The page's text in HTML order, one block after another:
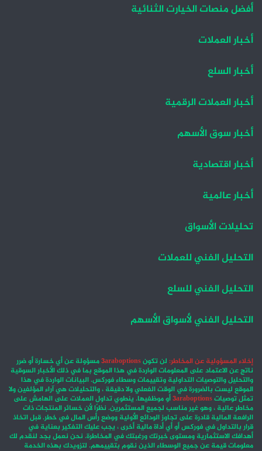
أفضل منصات الخيارت الثنائية
أخبار العملات
أخبار السلع
أخبار العملات الرقمية
أخبار سوق الأسهم
أخبار اقتصادية
أخبار عالمية
تحليلات الأسواق
التحليل الفني للعملات
التحليل الفني للسلع
التحليل الفني لأسواق الأسهم
إخلاء المسؤولية عن المخاطر: لن تكون3araboptionsمسؤولة عن أي خسارة أو ضرر
ناتج عن الاعتماد على المعلومات الواردة في هذا الموقع بما في ذلك الأخبار السوقية
والتحليل والتوصيات التداولية وتقييمات وسطاء فوركس. البيانات الواردة في هذا
الموقع ليست بالضرورة في الوقت الفعلي ولا دقيقة ، والتحليلات هي آراء المؤلفين ولا
تمثل توصيات3araboptionsأو موظفيها. ينطوي تداول العملات على الهامش على
مخاطر عالية ، وهو غير مناسب لجميع المستثمرين. نظرًا لأن خسائر المنتجات ذات
الرافعة المالية قادرة على تجاوز الودائع الأولية ووضع رأس المال في خطر. قبل اتخاذ
قرار بالتداول في فوركس أو أي أداة مالية أخرى ، يجب عليك التفكير بعناية في
أهدافك الاستثمارية ومستوى خبرتك ورغبتك في المخاطرة. نحن نعمل بجد لنقدم لك
معلومات قيمة عن جميع الوسطاء الذين نقوم بتقييمهم. لتزويدك بهذه الخدمة